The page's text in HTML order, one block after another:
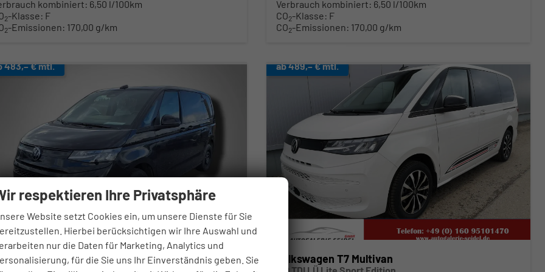
kombiniert: 6,50 l/100km
2-Klasse: F
2-Emissionen: 170,00 g/km
Verbrauch kombiniert: 6,50 l/100km
CO2-Klasse: F
CO2-Emissionen: 170,00 g/km
483,– € mtl.
T7 Multivan
ab 489,– € mtl.
Volkswagen T7 Multivan
respektieren Ihre Privatsphäre
Website setzt Cookies ein, um unsere Dienste für Sie
Hierbei berücksichtigen wir Ihre Auswahl und
nur die Daten für Marketing, Analytics und
für die Sie uns Ihr Einverständnis geben. Sie